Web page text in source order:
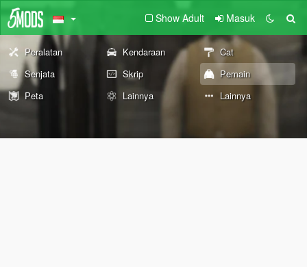
Show Adult Masuk
Peralatan Kendaraan
Cat
Senjata
Skrip
Pemain
Peta
Lainnya Lainnya